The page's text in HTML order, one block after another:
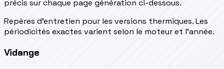
précis sur chaque page génération ci-dessous.
Repères d’entretien pour les versions thermiques. Les
périodicités exactes varient selon le moteur et l’année.
Vidange